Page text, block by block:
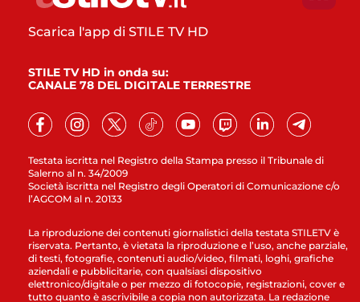
Testata iscritta nel Registro della Stampa presso il Tribunale di
Salerno al n. 34/2009
Società iscritta nel Registro degli Operatori di Comunicazione c/o
l’AGCOM al n. 20133
Scarica l'app di STILE TV HD
STILE TV HD in onda su:
CANALE 78 DEL DIGITALE TERRESTRE
La riproduzione dei contenuti giornalistici della testata STILETV è
riservata. Pertanto, è vietata la riproduzione e l’uso, anche parziale,
di testi, fotografie, contenuti audio/video, filmati, loghi, grafiche
aziendali e pubblicitarie, con qualsiasi dispositivo
elettronico/digitale o per mezzo di fotocopie, registrazioni, cover e
tutto quanto è ascrivibile a copia non autorizzata. La redazione